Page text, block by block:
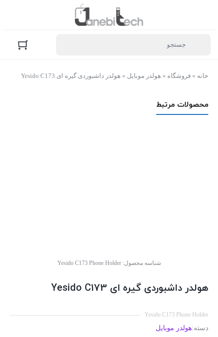
خانه » فروشگاه » هولدر موبایل » هولدر داشبوردی گیره ای Yesido C173
محصولات مرتبط
شناسه محصول:Yesido C173 Phone Holder
هولدر داشبوردی گیره ای Yesido C173
Yesido C173 Phone Holder
دسته:هولدر موبایل